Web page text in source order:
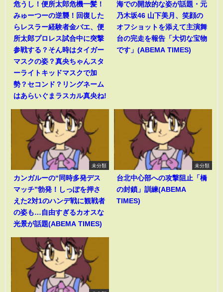
危うし！便所太郎危機一髪！
みゅーつーの逆襲！回復した
らレスラー経験者金バエ、便
所太郎プロレス試合中に突撃
参戦する？そん時はタイガー
マスクの姿？真央ちゃんスタ
ーライトキッドマスクで加
勢？セコンド？リングネーム
はあらいぐまラスカル真央ね!
海での開放的な姿が話題・元
乃木坂46 山下美月、笑顔の
オフショットを添えて主演舞
台の完走を報告「大切な宝物
です」(ABEMA TIMES)
未分類
カンガルーの“同時多発デス
マッチ”勃発！しっぽを押さ
えた2対1のハンデ戦に観戦者
の姿も…自由すぎるカオスな
光景が話題(ABEMA TIMES)
未分類
台北中心部への攻撃阻止「橋
の封鎖」訓練(ABEMA
TIMES)